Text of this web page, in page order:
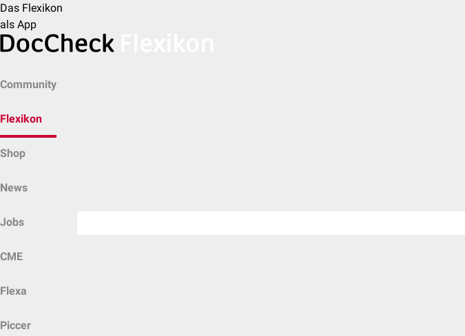
Das Flexikon
als App
Community
Flexikon
Shop
News
Jobs
CME
Flexa
Piccer